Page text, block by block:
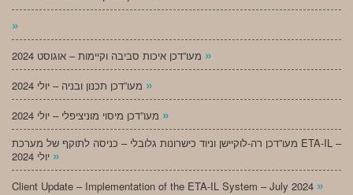
»
»
»
»
מעו”דכן רה-לוקיישן וניוד כישרונות גלובלי – כניסה לתוקף של מערכת ETA-IL –
»
Client Update – Implementation of the ETA-IL System – July 2024 »